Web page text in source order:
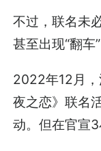
不过，联名未
甚至出现“翻车”
2022年12月
夜之恋》联名
动。但在官宣3